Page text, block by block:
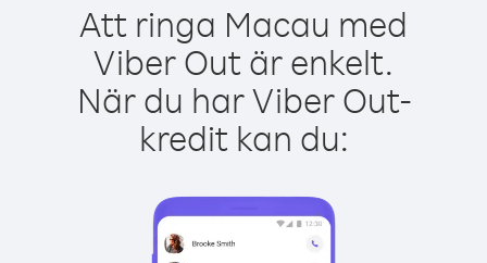
Att ringa Macau med
Viber Out är enkelt.
När du har Viber Out-
kredit kan du: